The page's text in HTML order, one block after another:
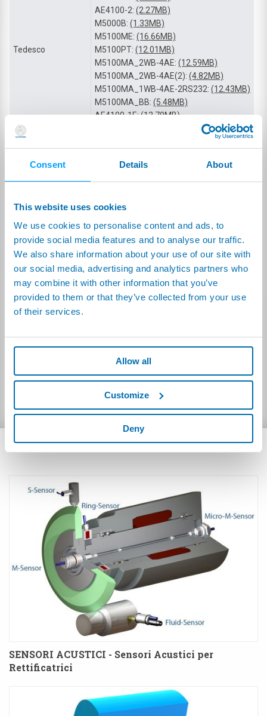
Consent Details About
This website uses cookies
We use cookies to personalise content and ads, to
provide social media features and to analyse our traffic.
We also share information about your use of our site with
our social media, advertising and analytics partners who
may combine it with other information that you’ve
provided to them or that they’ve collected from your use
of their services.
Allow all
Customize
Deny
Tedesco
AE4100-2: (2.27MB)
M5000B: (1.33MB)
M5100ME: (16.66MB)
M5100PT: (12.01MB)
M5100MA_2WB-4AE: (12.59MB)
M5100MA_2WB-4AE(2): (4.82MB)
M5100MA_1WB-4AE-2RS232: (12.43MB)
M5100MA_BB: (5.48MB)
AE4100-1E:(13.79MB)
(4.66MB)
Francese
M5100M:(8.60MB)
M5100ME:(15.75MB)
Spagnolo
M5000B:
M5100MA_1WB-4AE: (15.58MB)
Ceco
AE4100-1: (2.23MB)
M5100MA_1WB-4AE:(4.28MB)
Polacco
M5100MA_1WB-4AE:
(4.19MB)
(4.21MB)
M5100MA_2WB-4AE:(4.54MB)
M5100MA_1WB-4AE:
AE4100-1:(2.27MB)
M5100MA_BB:
(4.86MB)
PRODOTTI COLLEGATI
SENSORI ACUSTICI - Sensori Acustici per
Rettificatrici